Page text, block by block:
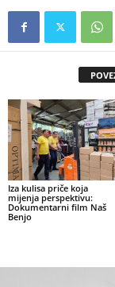
Iza kulisa priče koja
mijenja perspektivu:
Dokumentarni film Naš
Benjo